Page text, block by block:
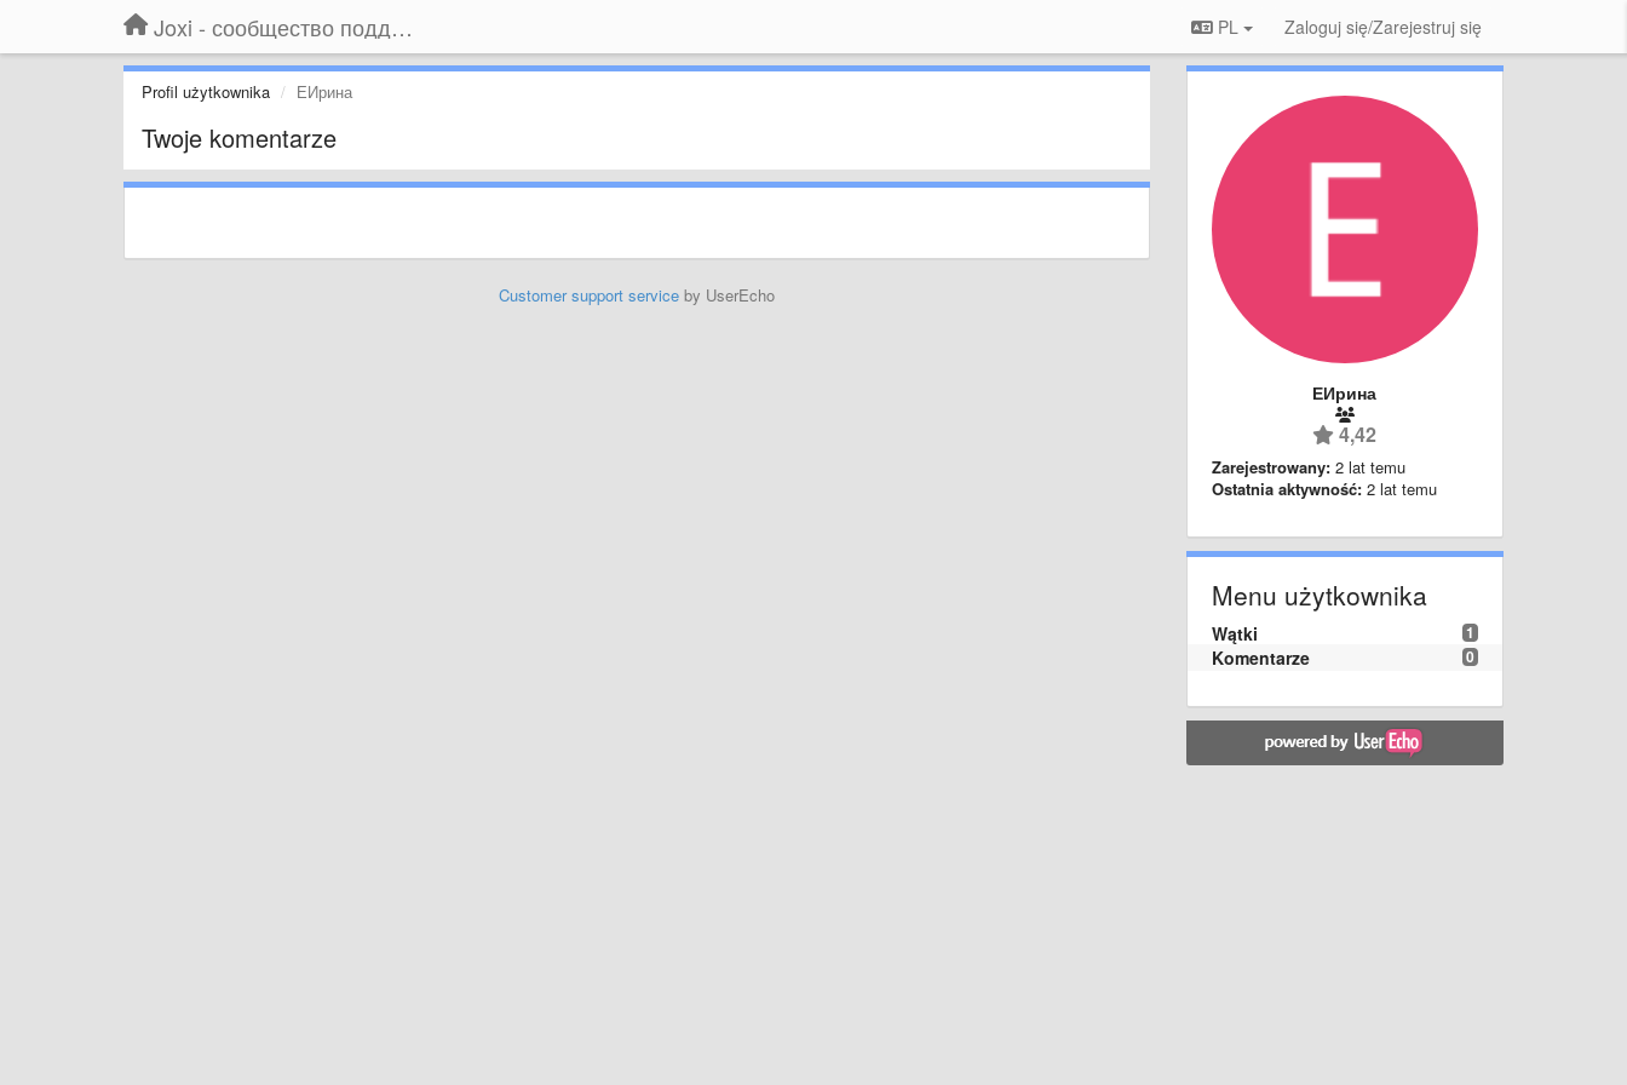
Joxi - сообщество поддержки PL Zaloguj się/Zarejestruj się
Profil użytkownika ЕИрина
Twoje komentarze
Customer support serviceby UserEcho
ЕИрина
4,42
Zarejestrowany: 2 lat temu
Ostatnia aktywność: 2 lat temu
Menu użytkownika
1
Wątki
0
Komentarze